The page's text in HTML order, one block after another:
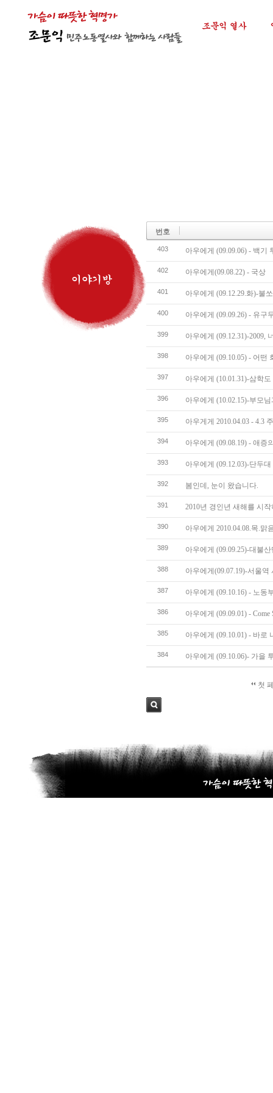
번호
403 아우에게 (09.09.06) - 백기
402 아우에게(09.08.22) - 국상
401 아우에게 (09.12.29.화)-불
400 아우에게 (09.09.26) - 유구
399 아우에게 (09.12.31)-2009,
398 아우에게 (09.10.05) - 어떤
397 아우에게 (10.01.31)-삼학
396 아우에게 (10.02.15)-부모
395 아우게게 2010.04.03 - 4.3
394 아우에게 (09.08.19) - 애증
393 아우에게 (09.12.03)-단두대
392 봄인데, 눈이 왔습니다.
391 2010년 경인년 새해를 시작
390 아우에게 2010.04.08.목.맑
389 아우에게 (09.09.25)-대불
388 아우에게(09.07.19)-서울역
387 아우에게 (09.10.16) - 노동
386 아우에게 (09.09.01) - Come
385 아우에게 (09.10.01) - 바로
384 아우에게 (09.10.06)- 가을
첫